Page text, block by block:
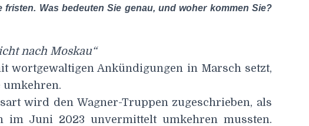
Was bedeuten Sie genau, und woher kommen Sie?
nach Moskau“
wortgewaltigen Ankündigungen in Marsch setzt,
umkehren.
wird den Wagner-Truppen zugeschrieben, als
im Juni 2023 unvermittelt umkehren mussten.